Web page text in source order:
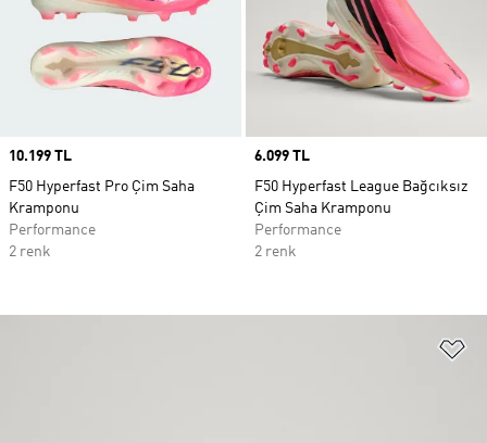
Price
10.199 TL
F50 Hyperfast Pro Çim Saha
Kramponu
Performance
2 renk
Price
6.099 TL
F50 Hyperfast League Bağcıksız
Çim Saha Kramponu
Performance
2 renk